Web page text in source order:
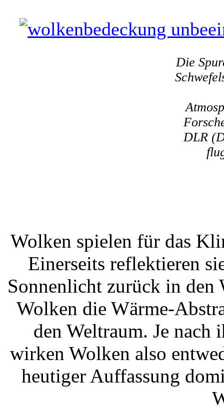
Die
DLR
Wolken spielen für das
Einerseits reflektieren
Sonnenlicht zurück in den
Wolken die Wärme-
den Weltraum. Je nach
wirken Wolken also
heutiger Auffassung